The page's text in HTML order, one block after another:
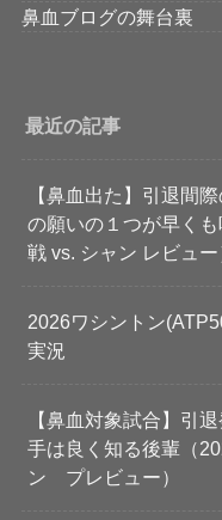
鼻血ブログの舞台裏
最近の記事
【鼻血出た】引退間
の願いの１つが早く
戦 vs. シャン レビュー
2026ワシントン
実況
【鼻血対象試合】引
手は良く知る後輩（
ン プレビュー）